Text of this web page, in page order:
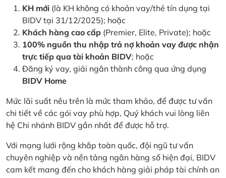
KH mới (là KH không có khoản vay/thẻ tín dụng tại
BIDV tại 31/12/2025); hoặc
Khách hàng cao cấp (Premier, Elite, Private); hoặc
100% nguồn thu nhập trả nợ khoản vay được nhận
trực tiếp qua tài khoản BIDV; hoặc
Đăng ký vay, giải ngân thành công qua ứng dụng
BIDV Home
Mức lãi suất nêu trên là mức tham khảo, để được tư vấn
chi tiết về các gói vay phù hợp, Quý khách vui lòng liên
hệ Chi nhánh BIDV gần nhất để được hỗ trợ.
Với mạng lưới rộng khắp toàn quốc, đội ngũ tư vấn
chuyên nghiệp và nền tảng ngân hàng số hiện đại, BIDV
cam kết mang đến cho khách hàng giải pháp tài chính an